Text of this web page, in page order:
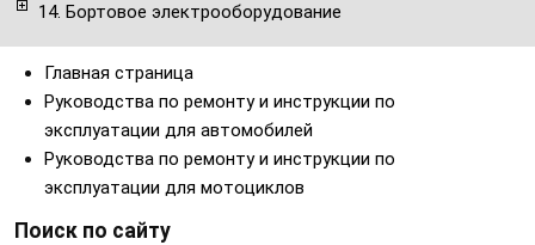
14. Бортовое электрооборудование
Главная страница
Руководства по ремонту и инструкции по
эксплуатации для автомобилей
Руководства по ремонту и инструкции по
эксплуатации для мотоциклов
Поиск по сайту